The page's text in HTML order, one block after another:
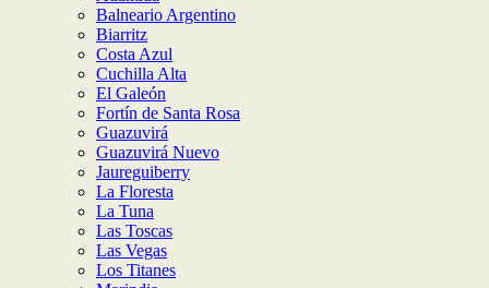
Balneario Argentino
Biarritz
Costa Azul
Cuchilla Alta
El Galeón
Fortín de Santa Rosa
Guazuvirá
Guazuvirá Nuevo
Jaureguiberry
La Floresta
La Tuna
Las Toscas
Las Vegas
Los Titanes